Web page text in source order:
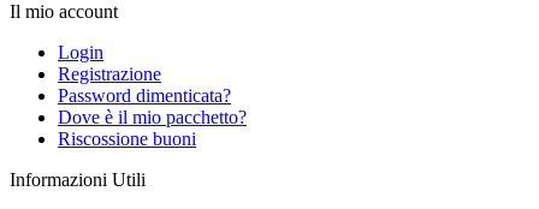
Il mio account
Login
Registrazione
Password dimenticata?
Dove è il mio pacchetto?
Riscossione buoni
Informazioni Utili